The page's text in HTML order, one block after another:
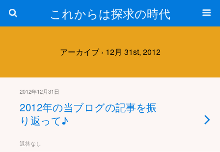
これからは探求の時代
アーカイブ › 12月 31st, 2012
2012年12月31日
2012年の当ブログの記事を振
り返って♪
返答なし